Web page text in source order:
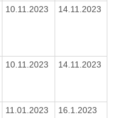
10.11.2023 14.11.2023
10.11.2023 14.11.2023
11.01.2023 16.1.2023